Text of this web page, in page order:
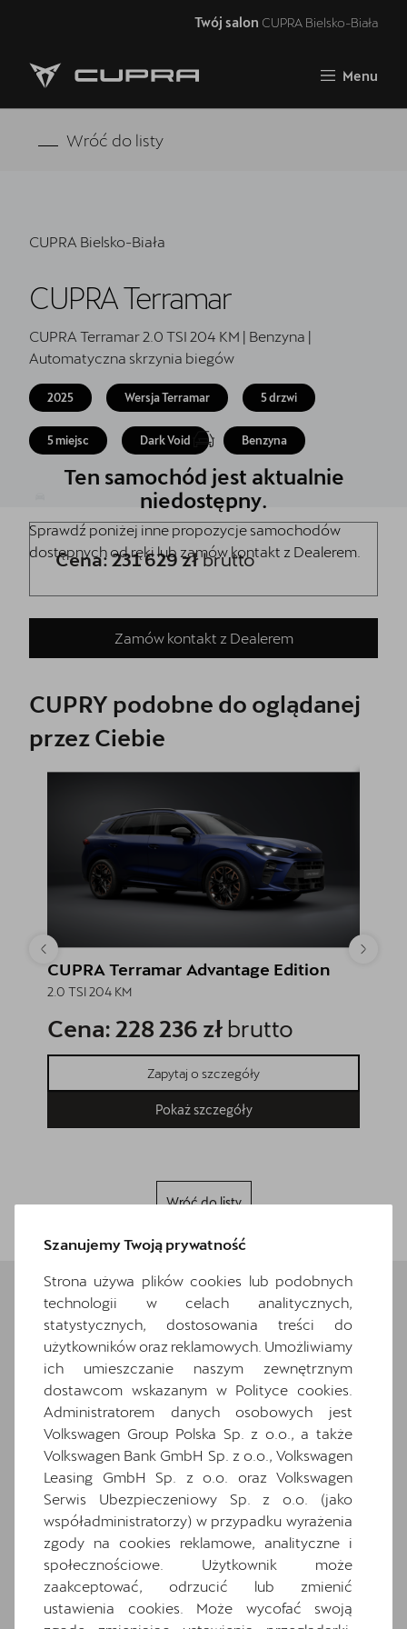
Twój salon CUPRA Bielsko-Biała
Menu
Strona główna
Oferta i aktualności
Finansowanie
Serwis
Oryginalne części zamienne
Akcesoria CUPRA
5 lat gwarancji
Kontakt
Wróć do listy
CUPRA Bielsko-Biała
CUPRA Terramar
CUPRA Terramar 2.0 TSI 204 KM | Benzyna |
Automatyczna skrzynia biegów
2025 Wersja Terramar 5 drzwi
5 miejsc Dark Void Benzyna
Ten samochód jest aktualnie
niedostępny.
Sprawdź poniżej inne propozycje samochodów
dostępnych od ręki lub zamów kontakt z Dealerem.
Cena: 231 629 złbrutto
Zamów kontakt z Dealerem
CUPRY podobne do oglądanej
przez Ciebie
CUPRA Terramar Advantage Edition
2.0 TSI 204 KM
Cena: 228 236 zł brutto
Zapytaj o szczegóły
Pokaż szczegóły
Wróć do listy
Wybrane elementy
wyposażenia
Ten samochód bazuje na wersji Terramar
Zapoznaj się z wybranymi elementami jego
wyposażenia. O pełną specyfikację zapytaj
dealera.
Wyposażenie standardowe
Wyposażenie dodatkowe i pakiety
2 gniazda USB typu C z przodu i 2 typu C z
tyłu
4-cyl. SI eng. 2.0 l/150 kW (16V) turbo FSI,
Szanujemy Twoją prywatność
Strona używa plików cookies lub podobnych
technologii w celach analitycznych,
statystycznych, dostosowania treści do
użytkowników oraz reklamowych. Umożliwiamy
ich umieszczanie naszym zewnętrznym
dostawcom wskazanym w Polityce cookies.
Administratorem danych osobowych jest
Volkswagen Group Polska Sp. z o.o., a także
Volkswagen Bank GmbH Sp. z o.o., Volkswagen
Leasing GmbH Sp. z o.o. oraz Volkswagen
Serwis Ubezpieczeniowy Sp. z o.o. (jako
współadministratorzy) w przypadku wyrażenia
zgody na cookies reklamowe, analityczne i
społecznościowe. Użytkownik może
zaakceptować, odrzucić lub zmienić
ustawienia cookies. Może wycofać swoją